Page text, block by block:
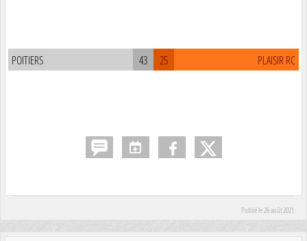
POITIERS 43 25 PLAISIR RC
Publié le26 août 2021